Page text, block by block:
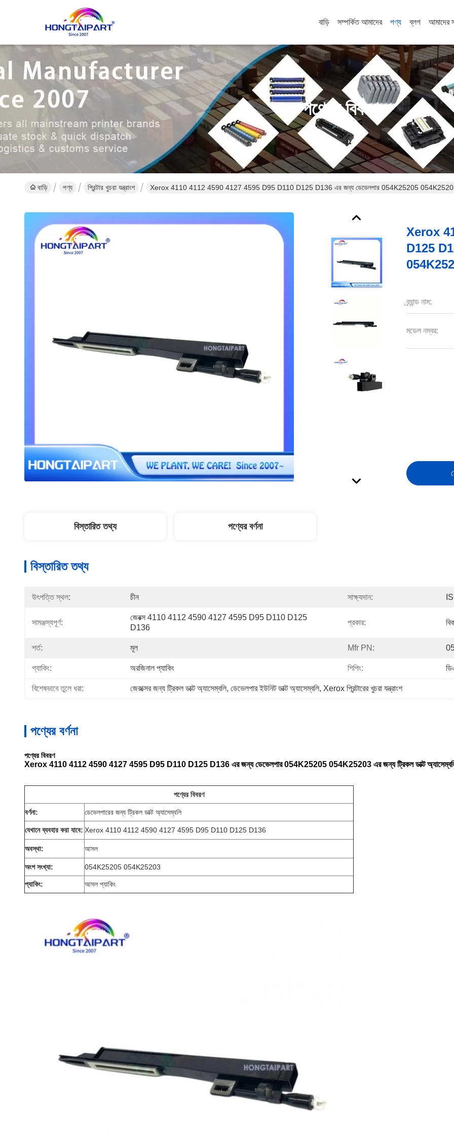
বাড়ি সম্পর্কিত আমাদের পণ্য ব্লগ আমাদের
পণ্যের বিবরণ
বাড়ি পণ্য প্রিন্টার খুচরা যন্ত্রাংশ Xerox 4110 4112 4590 4127 4595 D95 D110 D125 D136 এর জন্য ডেভেলপার 054K25205 054K25203 এর
Xerox
D125
ব্র্যান্ড নাম:
মডেল নম্বর:
বিস্তারিত তথ্য পণ্যের বর্ণনা
বিস্তারিত তথ্য
উৎপত্তি স্থল: চীন সাক্ষ্যদান:
সামঞ্জস্যপূর্ণ:
জেরক্স 4110 4112 4590 4127 4595 D95 D110 D125
D136
প্রকার:
শর্ত: মূল Mfr PN:
প্যাকিং: অরজিনাল প্যাকিং শিপিং:
বিশেষভাবে তুলে ধরা: জেরক্সের জন্য ট্রিকল ডাক্ট অ্যাসেম্বলি, ডেভেলপার ইউনিট ডাক্ট অ্যাসেম্বলি, Xerox প্রিন্টারের খুচরা যন্ত্রাংশ
পণ্যের বর্ণনা
পণ্যের বিবরণ
Xerox 4110 4112 4590 4127 4595 D95 D110 D125 D136 এর জন্য ডেভেলপার 054K25205 054K25203 এর জন্য ট্রিকল ডাক্ট
পণ্যের বিবরণ
বর্ণনা: ডেভেলপারের জন্য ট্রিকল ডাক্ট অ্যাসেম্বলি
যেখানে ব্যবহার করা যাবে: Xerox 4110 4112 4590 4127 4595 D95 D110 D125 D136
অবস্থা: আসল
অংশ সংখ্যা: 054K25205 054K25203
প্যাকিং: আসল প্যাকিং